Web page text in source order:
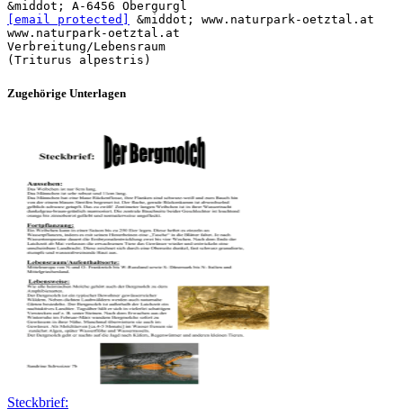
[email protected]
&middot; www.naturpark-oetztal.at
www.naturpark-oetztal.at
Verbreitung/Lebensraum
Zugehörige Unterlagen
Steckbrief: